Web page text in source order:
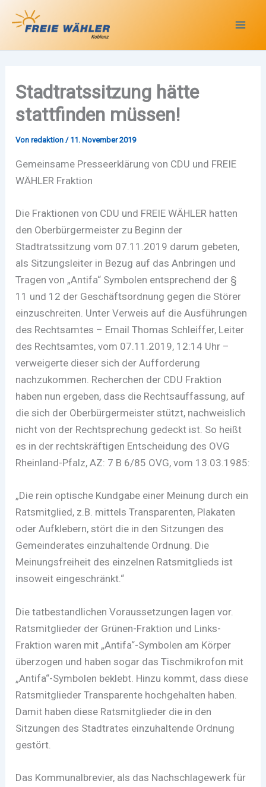
Inhalt
Stadtratssitzung hätte
stattfinden müssen!
Vonredaktion/ 11. November 2019
Gemeinsame Presseerklärung von CDU und FREIE
WÄHLER Fraktion
Die Fraktionen von CDU und FREIE WÄHLER hatten
den Oberbürgermeister zu Beginn der
Stadtratssitzung vom 07.11.2019 darum gebeten,
als Sitzungsleiter in Bezug auf das Anbringen und
Tragen von „Antifa“ Symbolen entsprechend der §
11 und 12 der Geschäftsordnung gegen die Störer
einzuschreiten. Unter Verweis auf die Ausführungen
des Rechtsamtes – Email Thomas Schleiffer, Leiter
des Rechtsamtes, vom 07.11.2019, 12:14 Uhr –
verweigerte dieser sich der Aufforderung
nachzukommen. Recherchen der CDU Fraktion
haben nun ergeben, dass die Rechtsauffassung, auf
die sich der Oberbürgermeister stützt, nachweislich
nicht von der Rechtsprechung gedeckt ist. So heißt
es in der rechtskräftigen Entscheidung des OVG
Rheinland-Pfalz, AZ: 7 B 6/85 OVG, vom 13.03.1985:
„Die rein optische Kundgabe einer Meinung durch ein
Ratsmitglied, z.B. mittels Transparenten, Plakaten
oder Aufklebern, stört die in den Sitzungen des
Gemeinderates einzuhaltende Ordnung. Die
Meinungsfreiheit des einzelnen Ratsmitglieds ist
insoweit eingeschränkt.“
Die tatbestandlichen Voraussetzungen lagen vor.
Ratsmitglieder der Grünen-Fraktion und Links-
Fraktion waren mit „Antifa“-Symbolen am Körper
überzogen und haben sogar das Tischmikrofon mit
„Antifa“-Symbolen beklebt. Hinzu kommt, dass diese
Ratsmitglieder Transparente hochgehalten haben.
Damit haben diese Ratsmitglieder die in den
Sitzungen des Stadtrates einzuhaltende Ordnung
gestört.
Das Kommunalbrevier, als das Nachschlagewerk für